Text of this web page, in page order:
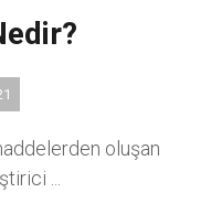
oluşan
...